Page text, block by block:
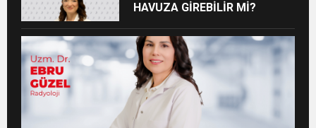
HAVUZA GİREBİLİR Mİ?